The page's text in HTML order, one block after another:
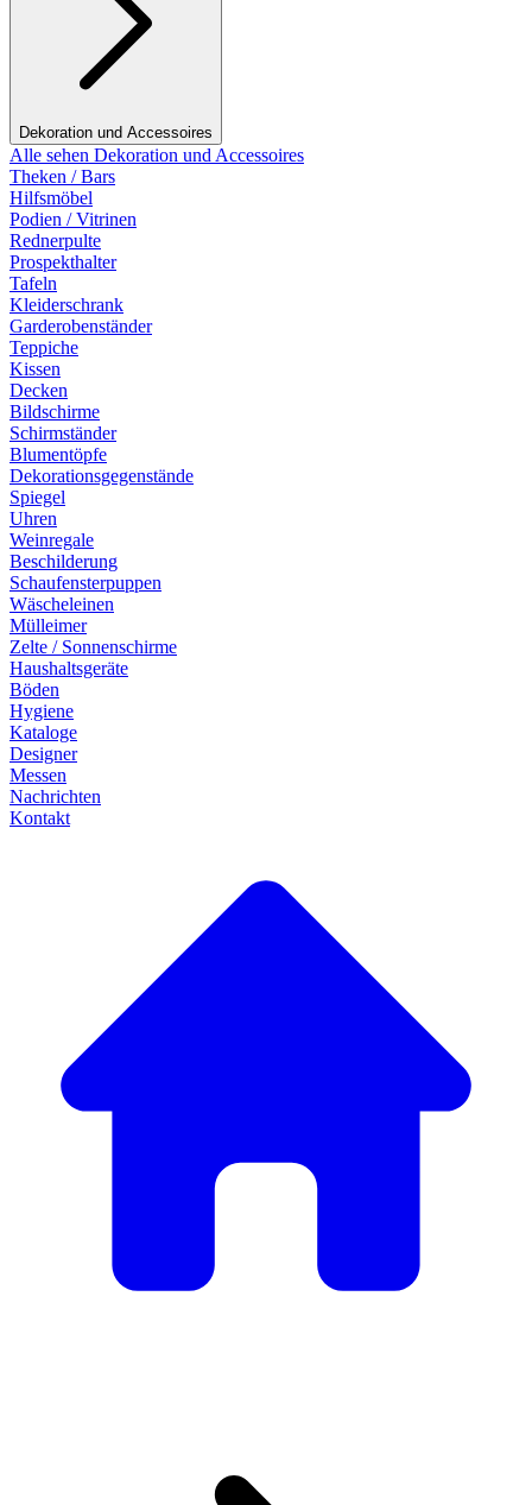
Dekoration und Accessoires
Alle sehen Dekoration und Accessoires
Theken / Bars
Hilfsmöbel
Podien / Vitrinen
Rednerpulte
Prospekthalter
Tafeln
Kleiderschrank
Garderobenständer
Teppiche
Kissen
Decken
Bildschirme
Schirmständer
Blumentöpfe
Dekorationsgegenstände
Spiegel
Uhren
Weinregale
Beschilderung
Schaufensterpuppen
Wäscheleinen
Mülleimer
Zelte / Sonnenschirme
Haushaltsgeräte
Böden
Hygiene
Kataloge
Designer
Messen
Nachrichten
Kontakt